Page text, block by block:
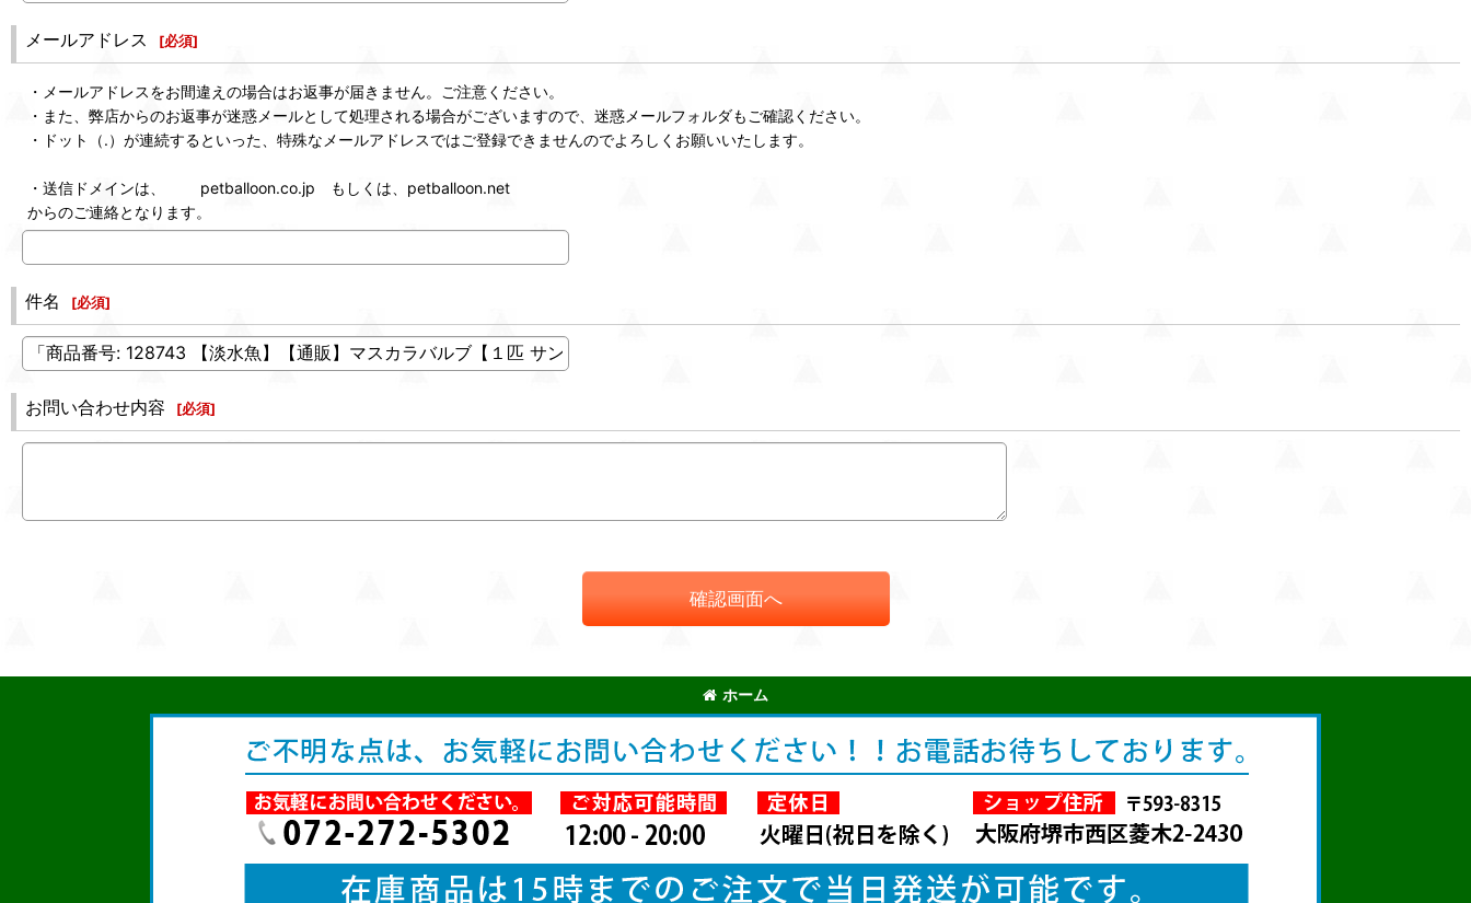
メールアドレス [必須]
・メールアドレスをお間違えの場合はお返事が届きません。ご注意ください。
・また、弊店からのお返事が迷惑メールとして処理される場合がございますので、迷惑メールフォルダもご確認ください。
・ドット（.）が連続するといった、特殊なメールアドレスではご登録できませんのでよろしくお願いいたします。
・送信ドメインは、 petballoon.co.jp もしくは、petballoon.net
からのご連絡となります。
件名 [必須]
お問い合わせ内容 [必須]
確認画面へ
ホーム